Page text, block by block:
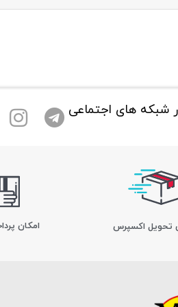
شبکه های اجتماعی
ﺗﺤﻮﯾﻞ اﮐﺴﭙﺮس امکان